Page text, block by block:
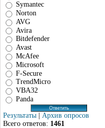
Symantec
Norton
AVG
Avira
Bitdefender
Avast
McAfee
Microsoft
F-Secure
TrendMicro
VBA32
Panda
Результаты | Архив опросов
Всего ответов: 1461